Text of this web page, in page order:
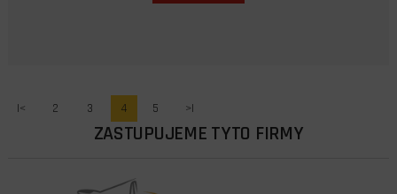
|< 2 3 4 5 >|
ZASTUPUJEME TYTO FIRMY